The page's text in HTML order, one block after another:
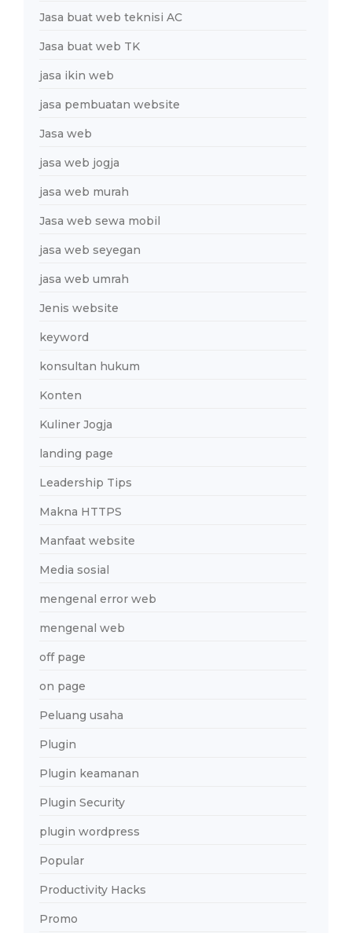
Jasa buat web teknisi AC
Jasa buat web TK
jasa ikin web
jasa pembuatan website
Jasa web
jasa web jogja
jasa web murah
Jasa web sewa mobil
jasa web seyegan
jasa web umrah
Jenis website
keyword
konsultan hukum
Konten
Kuliner Jogja
landing page
Leadership Tips
Makna HTTPS
Manfaat website
Media sosial
mengenal error web
mengenal web
off page
on page
Peluang usaha
Plugin
Plugin keamanan
Plugin Security
plugin wordpress
Popular
Productivity Hacks
Promo